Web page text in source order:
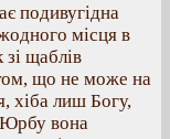
подивугідна
місця в
зі щаблів
що не може на
хіба лиш Богу,
Юрбу вона